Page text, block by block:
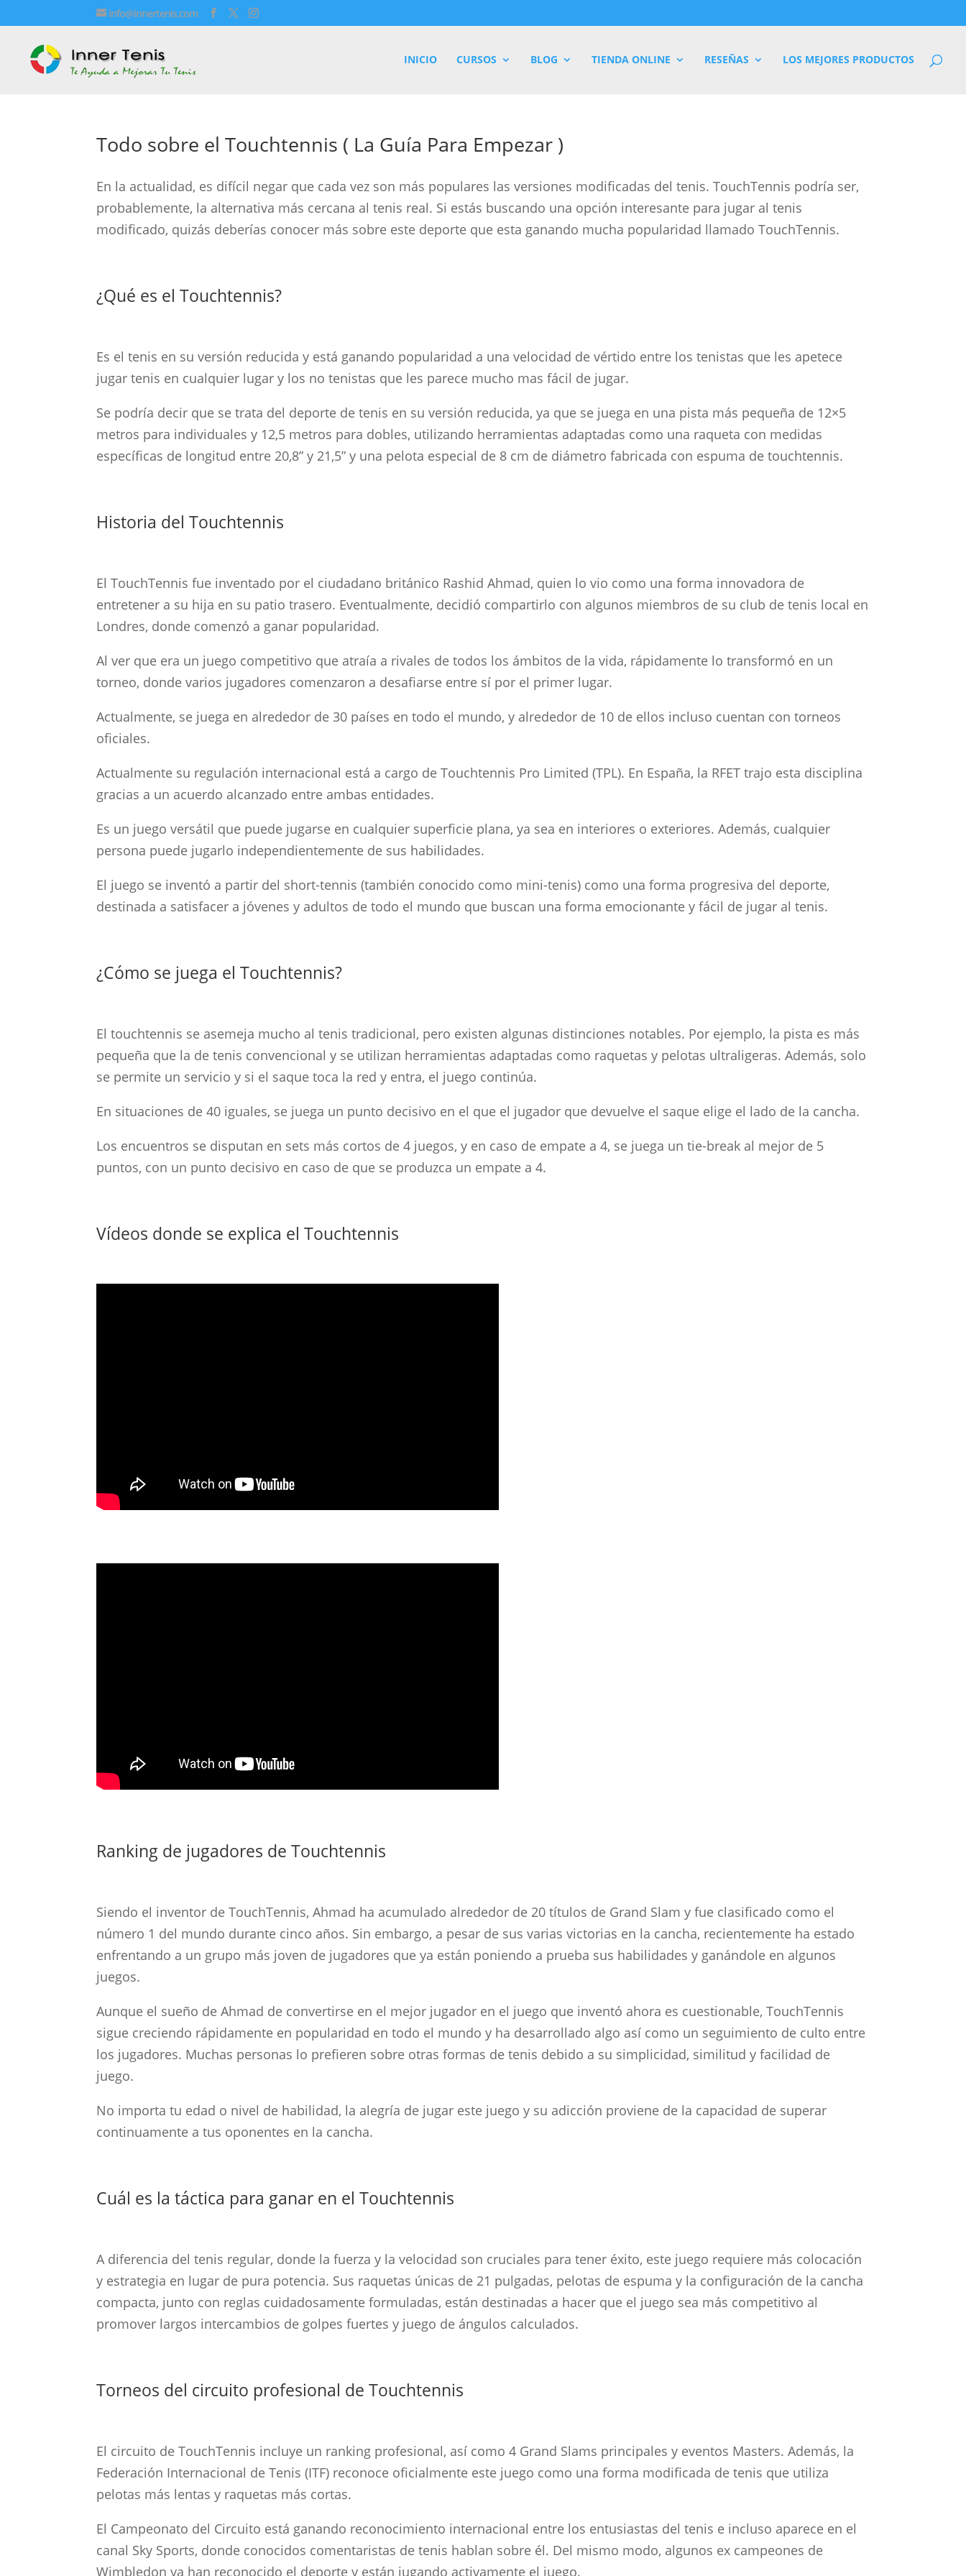
info@innertenis.com
INICIO CURSOS BLOG TIENDA ONLINE RESEÑAS LOS MEJORES PRODUCTOS
Todo sobre el Touchtennis ( La Guía Para Empezar )
En la actualidad, es difícil negar que cada vez son más populares las versiones modificadas del tenis. TouchTennis podría ser,
probablemente, la alternativa más cercana al tenis real. Si estás buscando una opción interesante para jugar al tenis
modificado, quizás deberías conocer más sobre este deporte que esta ganando mucha popularidad llamado TouchTennis.
¿Qué es el Touchtennis?
Es el tenis en su versión reducida y está ganando popularidad a una velocidad de vértido entre los tenistas que les apetece
jugar tenis en cualquier lugar y los no tenistas que les parece mucho mas fácil de jugar.
Se podría decir que se trata del deporte de tenis en su versión reducida, ya que se juega en una pista más pequeña de 12×5
metros para individuales y 12,5 metros para dobles, utilizando herramientas adaptadas como una raqueta con medidas
específicas de longitud entre 20,8” y 21,5” y una pelota especial de 8 cm de diámetro fabricada con espuma de touchtennis.
Historia del Touchtennis
El TouchTennis fue inventado por el ciudadano británico Rashid Ahmad, quien lo vio como una forma innovadora de
entretener a su hija en su patio trasero. Eventualmente, decidió compartirlo con algunos miembros de su club de tenis local en
Londres, donde comenzó a ganar popularidad.
Al ver que era un juego competitivo que atraía a rivales de todos los ámbitos de la vida, rápidamente lo transformó en un
torneo, donde varios jugadores comenzaron a desafiarse entre sí por el primer lugar.
Actualmente, se juega en alrededor de 30 países en todo el mundo, y alrededor de 10 de ellos incluso cuentan con torneos
oficiales.
Actualmente su regulación internacional está a cargo de Touchtennis Pro Limited (TPL). En España, la RFET trajo esta disciplina
gracias a un acuerdo alcanzado entre ambas entidades.
Es un juego versátil que puede jugarse en cualquier superficie plana, ya sea en interiores o exteriores. Además, cualquier
persona puede jugarlo independientemente de sus habilidades.
El juego se inventó a partir del short-tennis (también conocido como mini-tenis) como una forma progresiva del deporte,
destinada a satisfacer a jóvenes y adultos de todo el mundo que buscan una forma emocionante y fácil de jugar al tenis.
¿Cómo se juega el Touchtennis?
El touchtennis se asemeja mucho al tenis tradicional, pero existen algunas distinciones notables. Por ejemplo, la pista es más
pequeña que la de tenis convencional y se utilizan herramientas adaptadas como raquetas y pelotas ultraligeras. Además, solo
se permite un servicio y si el saque toca la red y entra, el juego continúa.
En situaciones de 40 iguales, se juega un punto decisivo en el que el jugador que devuelve el saque elige el lado de la cancha.
Los encuentros se disputan en sets más cortos de 4 juegos, y en caso de empate a 4, se juega un tie-break al mejor de 5
puntos, con un punto decisivo en caso de que se produzca un empate a 4.
Vídeos donde se explica el Touchtennis
Ranking de jugadores de Touchtennis
Siendo el inventor de TouchTennis, Ahmad ha acumulado alrededor de 20 títulos de Grand Slam y fue clasificado como el
número 1 del mundo durante cinco años. Sin embargo, a pesar de sus varias victorias en la cancha, recientemente ha estado
enfrentando a un grupo más joven de jugadores que ya están poniendo a prueba sus habilidades y ganándole en algunos
juegos.
Aunque el sueño de Ahmad de convertirse en el mejor jugador en el juego que inventó ahora es cuestionable, TouchTennis
sigue creciendo rápidamente en popularidad en todo el mundo y ha desarrollado algo así como un seguimiento de culto entre
los jugadores. Muchas personas lo prefieren sobre otras formas de tenis debido a su simplicidad, similitud y facilidad de
juego.
No importa tu edad o nivel de habilidad, la alegría de jugar este juego y su adicción proviene de la capacidad de superar
continuamente a tus oponentes en la cancha.
Cuál es la táctica para ganar en el Touchtennis
A diferencia del tenis regular, donde la fuerza y la velocidad son cruciales para tener éxito, este juego requiere más colocación
y estrategia en lugar de pura potencia. Sus raquetas únicas de 21 pulgadas, pelotas de espuma y la configuración de la cancha
compacta, junto con reglas cuidadosamente formuladas, están destinadas a hacer que el juego sea más competitivo al
promover largos intercambios de golpes fuertes y juego de ángulos calculados.
Torneos del circuito profesional de Touchtennis
El circuito de TouchTennis incluye un ranking profesional, así como 4 Grand Slams principales y eventos Masters. Además, la
Federación Internacional de Tenis (ITF) reconoce oficialmente este juego como una forma modificada de tenis que utiliza
pelotas más lentas y raquetas más cortas.
El Campeonato del Circuito está ganando reconocimiento internacional entre los entusiastas del tenis e incluso aparece en el
canal Sky Sports, donde conocidos comentaristas de tenis hablan sobre él. Del mismo modo, algunos ex campeones de
Wimbledon ya han reconocido el deporte y están jugando activamente el juego.